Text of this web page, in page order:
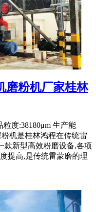
磨粉机厂家桂林
度:38180μm 生产能
机是桂林鸿程在传统雷
款新型高效粉磨设备,各项
提高,是传统雷蒙磨的理